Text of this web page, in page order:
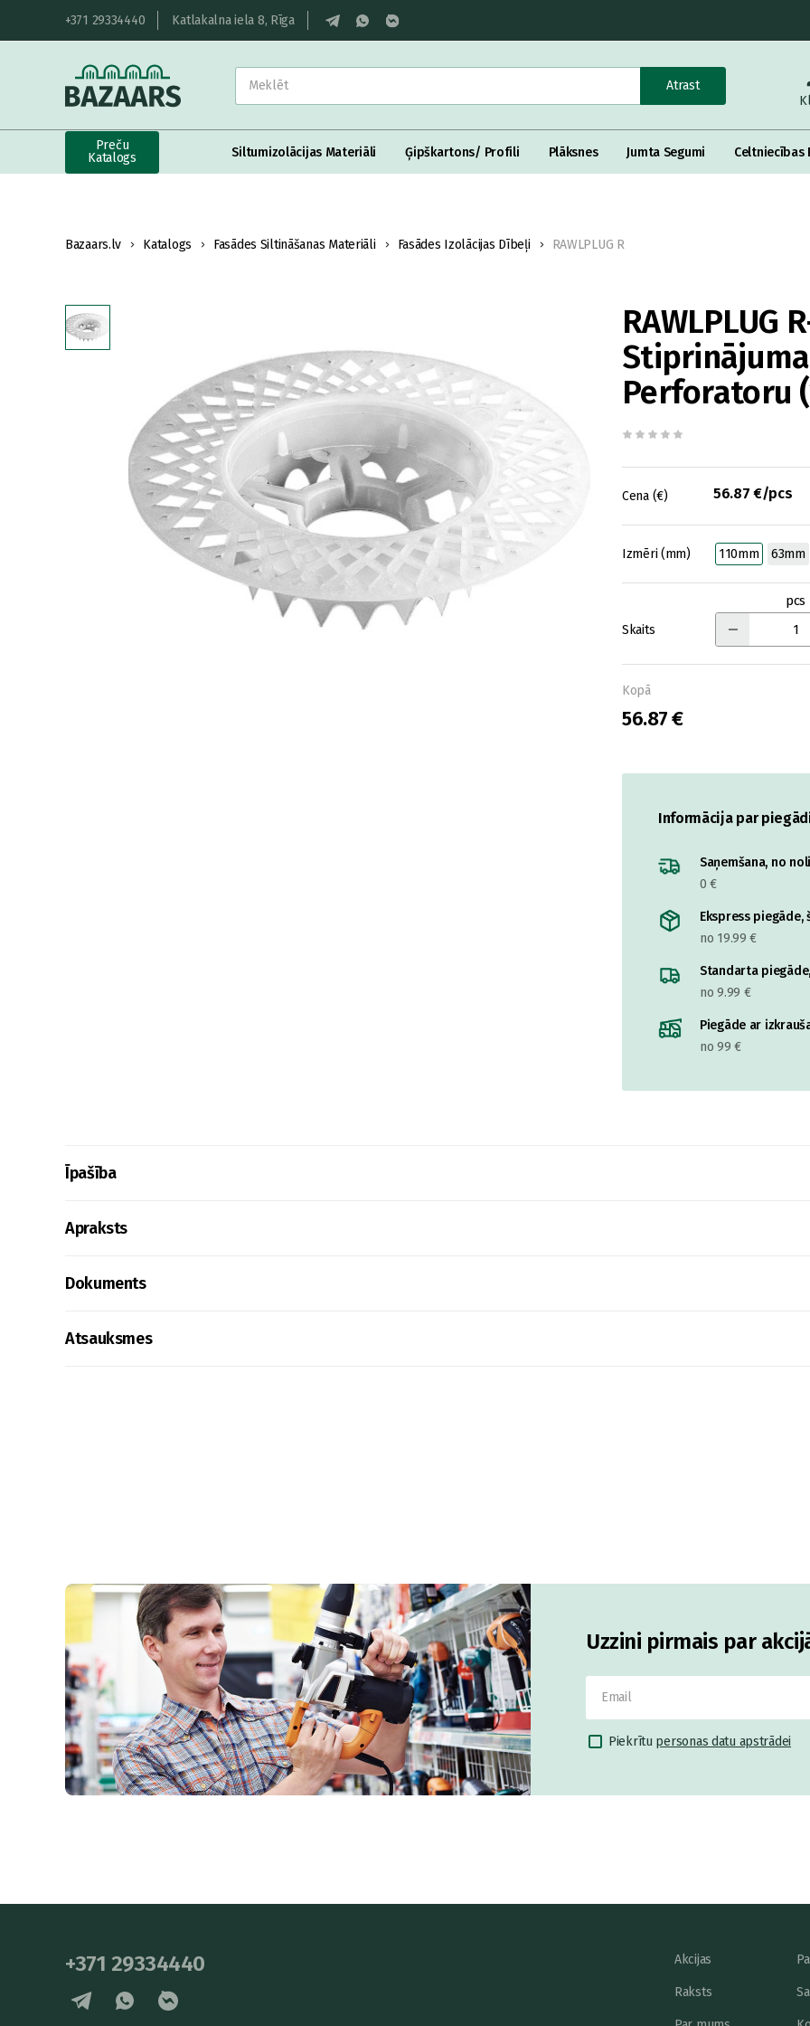
+371 29334440 Katlakalna iela 8, Rīga
Atrast
Preču
Katalogs
Siltumizolācijas Materiāli Ģipškartons/ Profili Plāksnes Jumta Segumi Celtniecības
Bazaars.lv Katalogs Fasādes Siltināšanas Materiāli Fasādes Izolācijas Dībeļi RAWLPLUG R
RAWLPLUG
Perforatoru
Cena (€) 56.87 €/pcs
Izmēri (mm) 110mm 63mm
Skaits
pcs
Kopā
56.87 €
Informācija par
Saņemšana, no
0 €
Ekspress
no 19.99 €
Standarta
no 9.99 €
Piegāde ar
no 99 €
Īpašība
Apraksts
Dokuments
Atsauksmes
Uzzini pirmais par
Piekrītu personas datu apstrādei
+371 29334440 Akcijas
Raksts